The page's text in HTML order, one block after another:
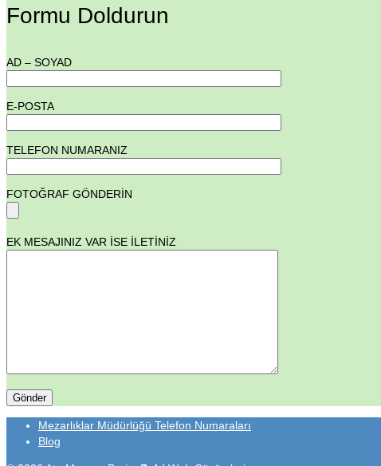
Formu Doldurun
AD – SOYAD
E-POSTA
TELEFON NUMARANIZ
FOTOĞRAF GÖNDERİN
EK MESAJINIZ VAR İSE İLETİNİZ
Mezarlıklar Müdürlüğü Telefon Numaraları
Blog